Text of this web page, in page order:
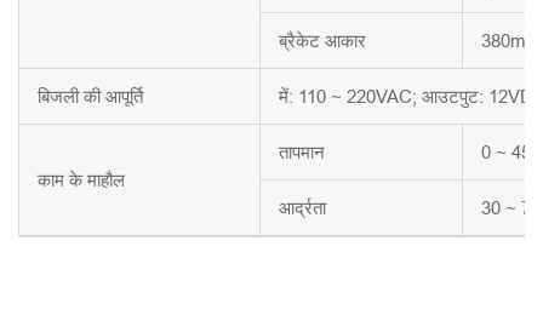
ब्रैकेट आकार
बिजली की आपूर्ति में: 110 ~ 220VAC; आउटपुट:
काम के माहौल
तापमान 0 ~ 45
आर्द्रता 30 ~